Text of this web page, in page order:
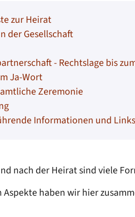
zur Heirat
der Gesellschaft
- Rechtslage bis
Ja-Wort
Zeremonie
Informationen und Links
nach der Heirat sind viele
haben wir hier